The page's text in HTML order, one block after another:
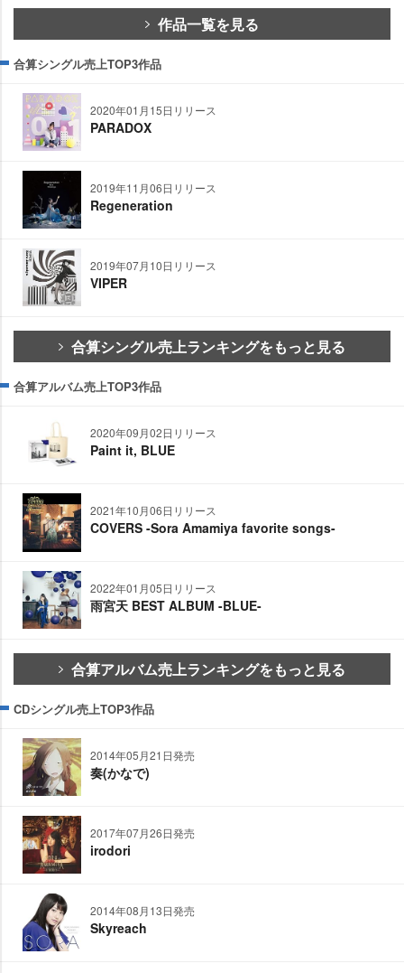
作品一覧を見る
合算シングル売上TOP3作品
2020年01月15日リリース
PARADOX
2019年11月06日リリース
Regeneration
2019年07月10日リリース
VIPER
合算シングル売上ランキングをもっと見る
合算アルバム売上TOP3作品
2020年09月02日リリース
Paint it, BLUE
2021年10月06日リリース
COVERS -Sora Amamiya favorite songs-
2022年01月05日リリース
雨宮天 BEST ALBUM -BLUE-
合算アルバム売上ランキングをもっと見る
CDシングル売上TOP3作品
2014年05月21日発売
奏(かなで)
2017年07月26日発売
irodori
2014年08月13日発売
Skyreach